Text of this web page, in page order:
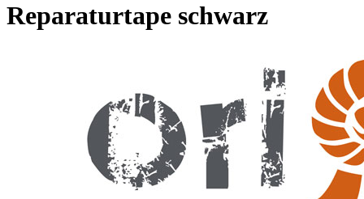
Reparaturtape schwarz